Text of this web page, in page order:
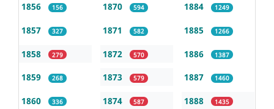
1856 156
1857 327
1858 279
1859 268
1860 336
1870 594
1871 582
1872 570
1873 579
1874 587
1884 1249
1885 1266
1886 1387
1887 1460
1888 1435